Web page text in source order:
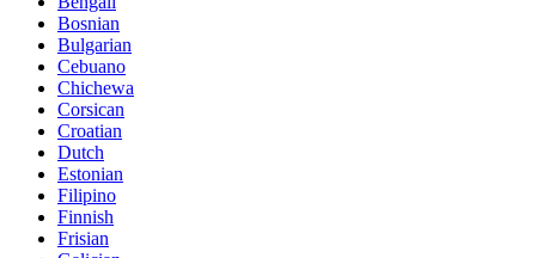
Bosnian
Bulgarian
Cebuano
Chichewa
Corsican
Croatian
Dutch
Estonian
Filipino
Finnish
Frisian